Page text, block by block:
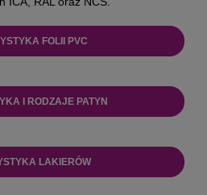
FOLII PVC
I RODZAJE PATYN
LAKIERÓW